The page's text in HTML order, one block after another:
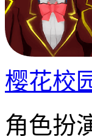
樱花校
角色扮